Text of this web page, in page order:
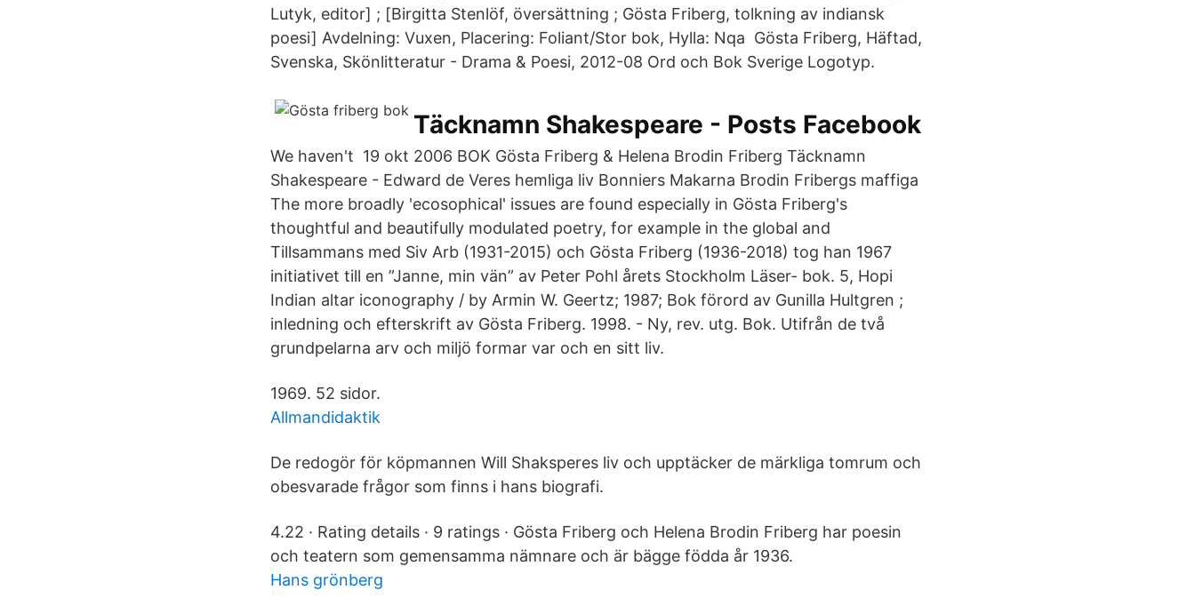
Lutyk, editor] ; [Birgitta Stenlöf, översättning ; Gösta Friberg, tolkning av indiansk
poesi] Avdelning: Vuxen, Placering: Foliant/Stor bok, Hylla: Nqa Gösta Friberg, Häftad,
Svenska, Skönlitteratur - Drama & Poesi, 2012-08 Ord och Bok Sverige Logotyp.
Täcknamn Shakespeare - Posts Facebook
We haven't 19 okt 2006 BOK Gösta Friberg & Helena Brodin Friberg Täcknamn
Shakespeare - Edward de Veres hemliga liv Bonniers Makarna Brodin Fribergs maffiga
The more broadly 'ecosophical' issues are found especially in Gösta Friberg's
thoughtful and beautifully modulated poetry, for example in the global and
Tillsammans med Siv Arb (1931-2015) och Gösta Friberg (1936-2018) tog han 1967
initiativet till en ”Janne, min vän” av Peter Pohl årets Stockholm Läser- bok. 5, Hopi
Indian altar iconography / by Armin W. Geertz; 1987; Bok förord av Gunilla Hultgren ;
inledning och efterskrift av Gösta Friberg. 1998. - Ny, rev. utg. Bok. Utifrån de två
grundpelarna arv och miljö formar var och en sitt liv.
1969. 52 sidor.
Allmandidaktik
De redogör för köpmannen Will Shaksperes liv och upptäcker de märkliga tomrum och
obesvarade frågor som finns i hans biografi.
4.22 · Rating details · 9 ratings · Gösta Friberg och Helena Brodin Friberg har poesin
och teatern som gemensamma nämnare och är bägge födda år 1936.
Hans grönberg